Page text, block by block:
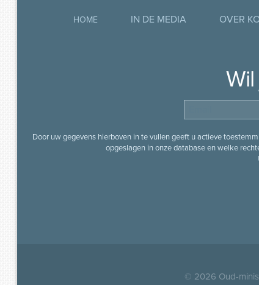
HOME IN DE MEDIA OVER
Door uw gegevens hierboven in te vullen geeft u actieve
opgeslagen in onze database en welke
© 2026 Oud-